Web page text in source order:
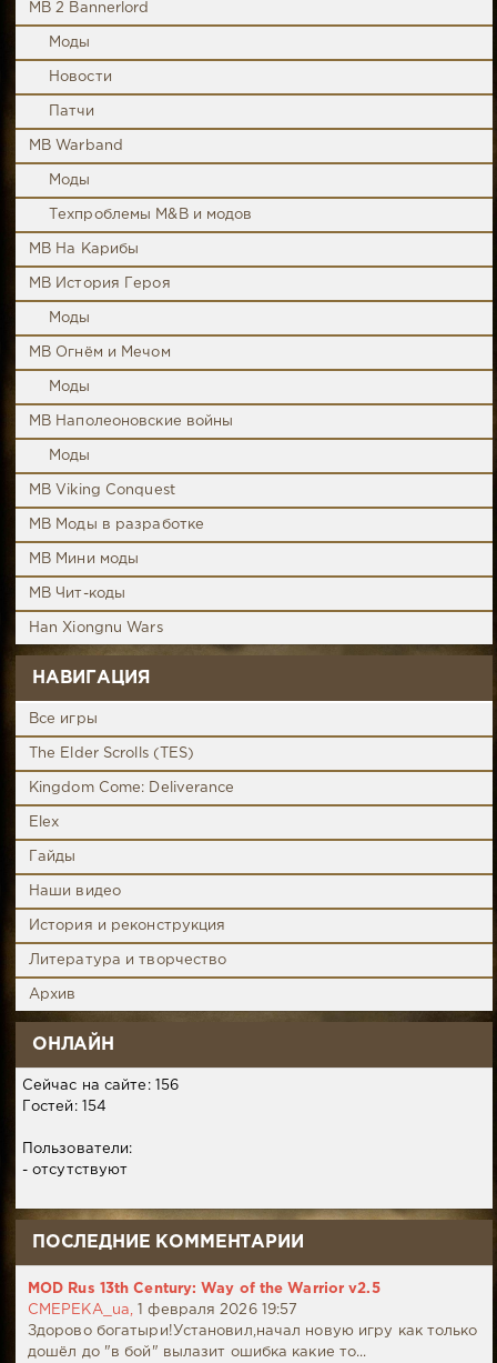
MB 2 Bannerlord
Моды
Новости
Патчи
MB Warband
Моды
Техпроблемы M&B и модов
MB На Карибы
MB История Героя
Моды
MB Огнём и Мечом
Моды
MB Наполеоновские войны
Моды
MB Viking Conquest
MB Моды в разработке
MB Мини моды
MB Чит-коды
Han Xiongnu Wars
НАВИГАЦИЯ
Все игры
The Elder Scrolls (TES)
Kingdom Come: Deliverance
Elex
Гайды
Наши видео
История и реконструкция
Литература и творчество
Архив
ОНЛАЙН
Сейчас на сайте: 156
Гостей: 154
Пользователи:
- отсутствуют
ПОСЛЕДНИЕ КОММЕНТАРИИ
MOD Rus 13th Century: Way of the Warrior v2.5
CMEPEKA_ua,
1 февраля 2026 19:57
Здорово богатыри!Установил,начал новую игру как только
дошёл до "в бой" вылазит ошибка какие то...